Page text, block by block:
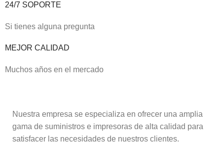
24/7 SOPORTE
Si tienes alguna pregunta
MEJOR CALIDAD
Muchos años en el mercado
Nuestra empresa se especializa en ofrecer una amplia
gama de suministros e impresoras de alta calidad para
satisfacer las necesidades de nuestros clientes.